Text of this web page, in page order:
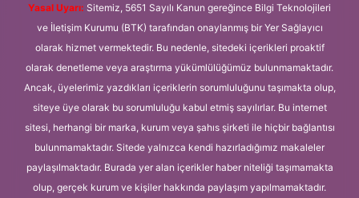
Yasal Uyarı: Sitemiz, 5651 Sayılı Kanun gereğince Bilgi Teknolojileri
ve İletişim Kurumu (BTK) tarafından onaylanmış bir Yer Sağlayıcı
olarak hizmet vermektedir. Bu nedenle, sitedeki içerikleri proaktif
olarak denetleme veya araştırma yükümlülüğümüz bulunmamaktadır.
Ancak, üyelerimiz yazdıkları içeriklerin sorumluluğunu taşımakta olup,
siteye üye olarak bu sorumluluğu kabul etmiş sayılırlar. Bu internet
sitesi, herhangi bir marka, kurum veya şahıs şirketi ile hiçbir bağlantısı
bulunmamaktadır. Sitede yalnızca kendi hazırladığımız makaleler
paylaşılmaktadır. Burada yer alan içerikler haber niteliği taşımamakta
olup, gerçek kurum ve kişiler hakkında paylaşım yapılmamaktadır.